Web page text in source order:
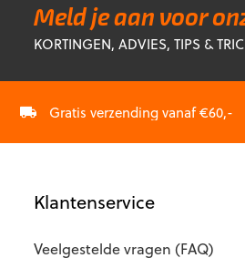
Deze
optie
kan
op
Meld je aan voor
KORTINGEN, ADVIES, TIPS &
Gratis verzending vanaf €60,-
Klantenservice
Veelgestelde vragen (FAQ)